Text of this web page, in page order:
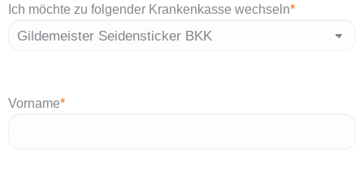
Ich möchte zu folgender Krankenkasse wechseln*
Vorname*